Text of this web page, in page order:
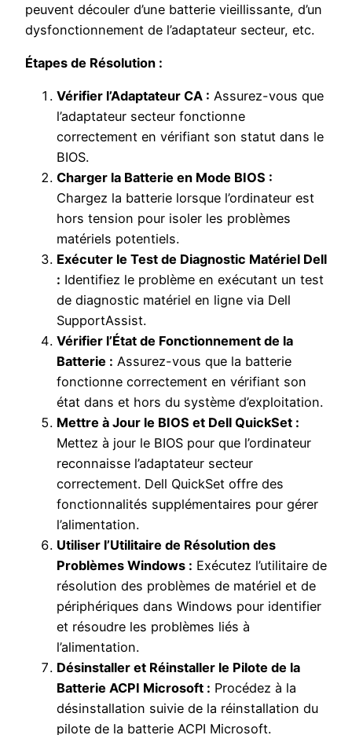
peuvent découler d’une batterie vieillissante, d’un
dysfonctionnement de l’adaptateur secteur, etc.
Étapes de Résolution :
Vérifier l’Adaptateur CA : Assurez-vous que
l’adaptateur secteur fonctionne
correctement en vérifiant son statut dans le
BIOS.
Charger la Batterie en Mode BIOS :
Chargez la batterie lorsque l’ordinateur est
hors tension pour isoler les problèmes
matériels potentiels.
Exécuter le Test de Diagnostic Matériel Dell
: Identifiez le problème en exécutant un test
de diagnostic matériel en ligne via Dell
SupportAssist.
Vérifier l’État de Fonctionnement de la
Batterie : Assurez-vous que la batterie
fonctionne correctement en vérifiant son
état dans et hors du système d’exploitation.
Mettre à Jour le BIOS et Dell QuickSet :
Mettez à jour le BIOS pour que l’ordinateur
reconnaisse l’adaptateur secteur
correctement. Dell QuickSet offre des
fonctionnalités supplémentaires pour gérer
l’alimentation.
Utiliser l’Utilitaire de Résolution des
Problèmes Windows : Exécutez l’utilitaire de
résolution des problèmes de matériel et de
périphériques dans Windows pour identifier
et résoudre les problèmes liés à
l’alimentation.
Désinstaller et Réinstaller le Pilote de la
Batterie ACPI Microsoft : Procédez à la
désinstallation suivie de la réinstallation du
pilote de la batterie ACPI Microsoft.